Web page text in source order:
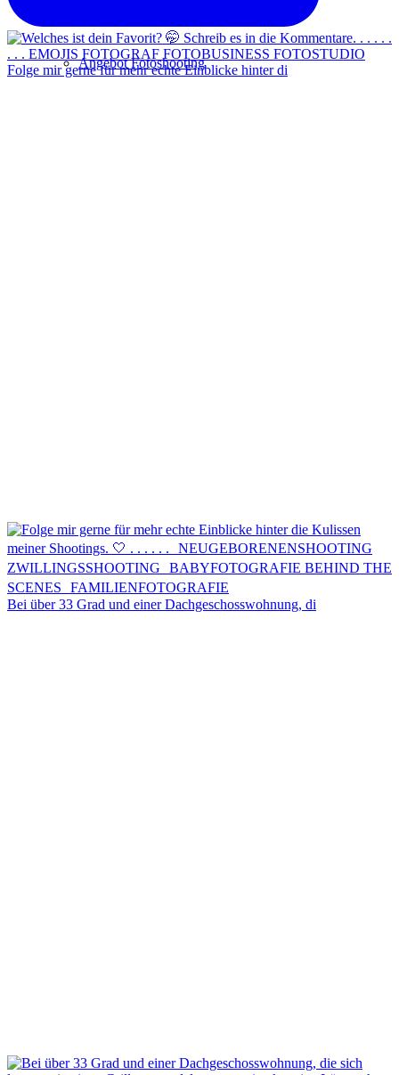
Angebot Fotoshooting
Folge mir gerne für mehr echte Einblicke hinter di
Bei über 33 Grad und einer Dachgeschosswohnung, di